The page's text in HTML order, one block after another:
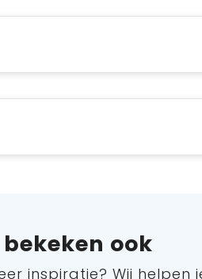
ook
inspiratie? Wij helpen